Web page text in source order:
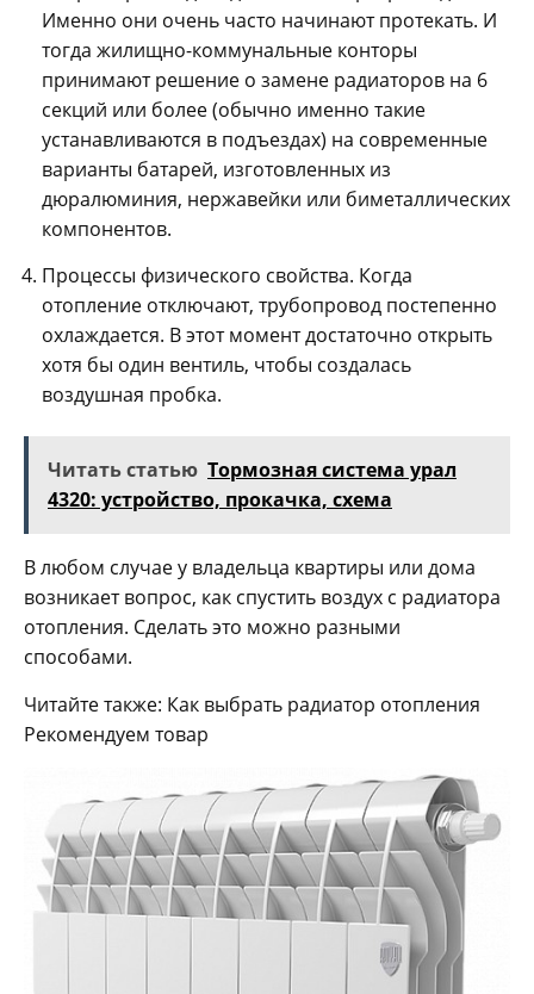
Именно они очень часто начинают протекать. И
тогда жилищно-коммунальные конторы
принимают решение о замене радиаторов на 6
секций или более (обычно именно такие
устанавливаются в подъездах) на современные
варианты батарей, изготовленных из
дюралюминия, нержавейки или биметаллических
компонентов.
Процессы физического свойства. Когда
отопление отключают, трубопровод постепенно
охлаждается. В этот момент достаточно открыть
хотя бы один вентиль, чтобы создалась
воздушная пробка.
Читать статью Тормозная система урал
4320: устройство, прокачка, схема
В любом случае у владельца квартиры или дома
возникает вопрос, как спустить воздух с радиатора
отопления. Сделать это можно разными
способами.
Читайте также: Как выбрать радиатор отопления
Рекомендуем товар